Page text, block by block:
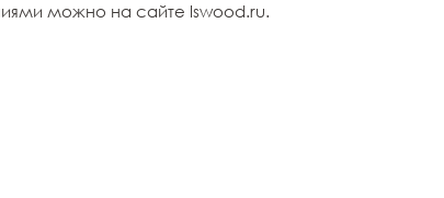
можно на сайте lswood.ru.